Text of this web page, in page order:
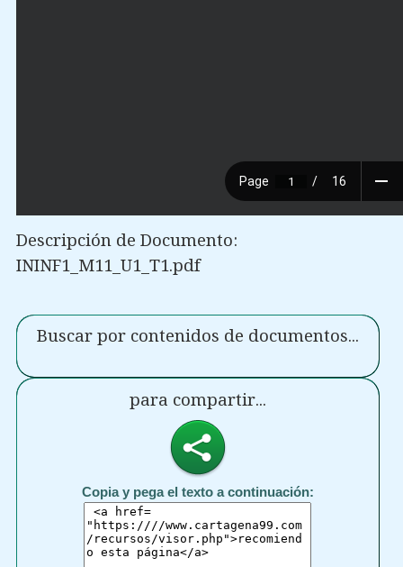
Descripción de Documento:
ININF1_M11_U1_T1.pdf
Buscar por contenidos de documentos...
para compartir...
Copia y pega el texto a continuación: